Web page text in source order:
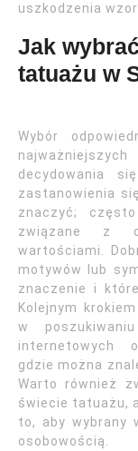
uszkodzenia
Jak
tatuażu w
Wybór
decydowania
zastanowienia
znaczyć;
związane z
wartościami.
motywów lub
znaczenie i
Kolejnym
w
internetowych
gdzie można
Warto również
świecie tatuażu,
to, aby wybrany
osobowością.